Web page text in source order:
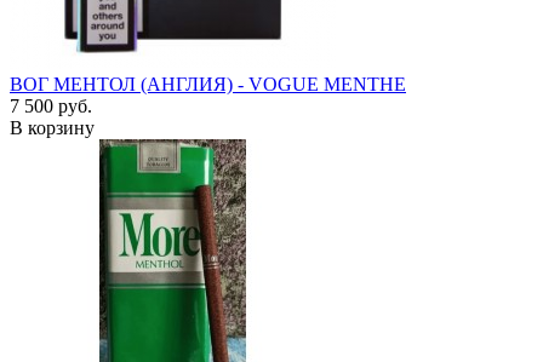
ВОГ МЕНТОЛ (АНГЛИЯ) - VOGUE MENTHE
7 500 руб.
В корзину